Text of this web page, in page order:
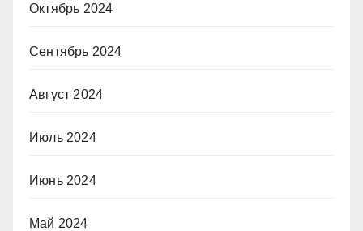
Октябрь 2024
Сентябрь 2024
Август 2024
Июль 2024
Июнь 2024
Май 2024